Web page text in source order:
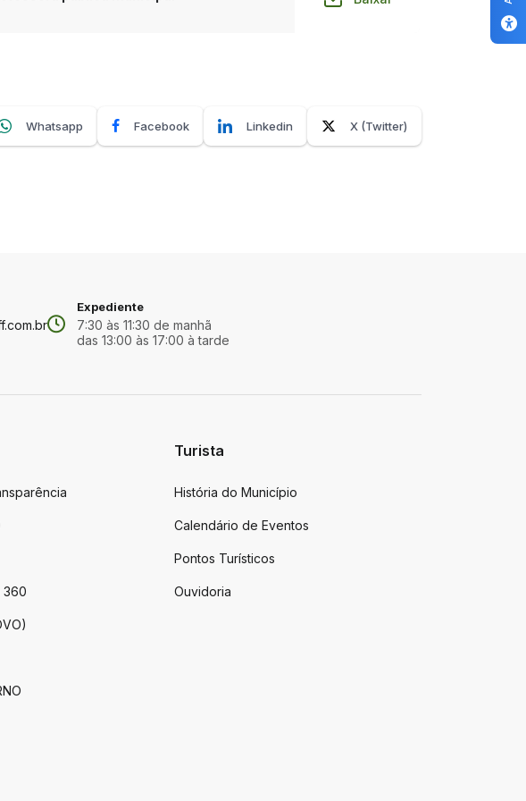
Whatsapp Facebook Linkedin X (Twitter)
Expediente
7:30 às 11:30 de manhã
das 13:00 às 17:00 à tarde
360
Turista
História do Município
Calendário de Eventos
Pontos Turísticos
Ouvidoria